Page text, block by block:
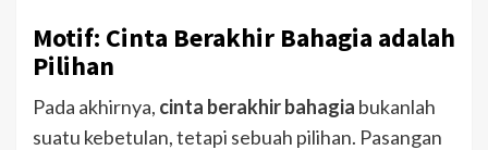
Motif: Cinta Berakhir Bahagia adalah
Pilihan
Pada akhirnya, cinta berakhir bahagia bukanlah
suatu kebetulan, tetapi sebuah pilihan. Pasangan